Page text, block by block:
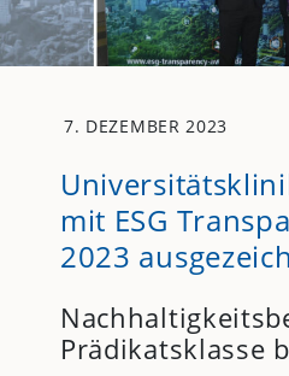
7. DEZEMBER 2023
mit ESG
2023
Prädikatsklasse